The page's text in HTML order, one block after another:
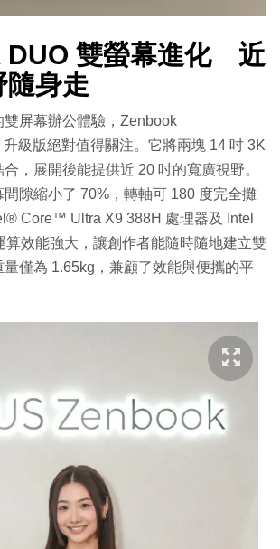
DUO 雙螢幕進化 近
隨身走
屏幕辦公體驗，Zenbook
級版絕對值得關注。它將兩塊 14 吋 3K
，展開後能提供近 20 吋的寬廣視野。
隙縮小了 70%，轉軸可 180 度完全攤
Core™ Ultra X9 388H 處理器及 Intel
效能強大，讓創作者能隨時隨地建立雙
僅為 1.65kg，兼顧了效能與便攜的平